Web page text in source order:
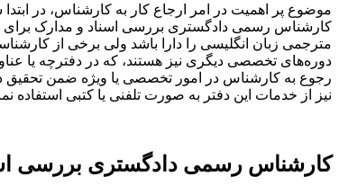
موضوع پر اهمیت در امر ارجاع کار به کارشناس، در
کارشناس رسمی دادگستری بررسی اسناد و مدارک برای
مترجمی زبان انگلیسی را دارا باشد ولی برخی از
دوره‌های تخصصی دیگری نیز هستند، که در دفترچه یا
رجوع به کارشناس در امور تخصصی یا ویژه ضمن تحقیق
نیز از خدمات این دفتر به صورت تلفنی یا کتبی استفاده
کارشناس رسمی دادگستری بررسی